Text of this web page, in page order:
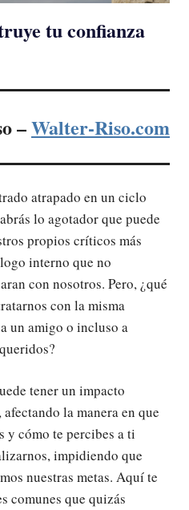
tu confianza
–Walter-Riso.com
atrapado en un ciclo
lo agotador que puede
propios críticos más
interno que no
con nosotros. Pero, ¿qué
con la misma
un amigo o incluso a
tener un impacto
la manera en que
y cómo te percibes a ti
impidiendo que
nuestras metas. Aquí te
comunes que quizás